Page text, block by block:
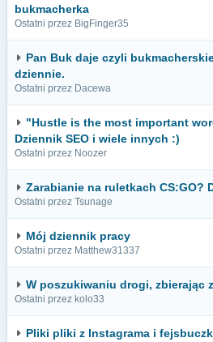
bukmacherka
Ostatni przez BigFinger35
Pan Buk daje czyli bukmacherskie
dziennie.
Ostatni przez Dacewa
"Hustle is the most important
Dziennik SEO i wiele innych :)
Ostatni przez Noozer
Zarabianie na ruletkach CS:GO?
Ostatni przez Tsunage
Mój dziennik pracy
Ostatni przez Matthew31337
W poszukiwaniu drogi, zbierając
Ostatni przez kolo33
Pliki pliki z Instagrama i